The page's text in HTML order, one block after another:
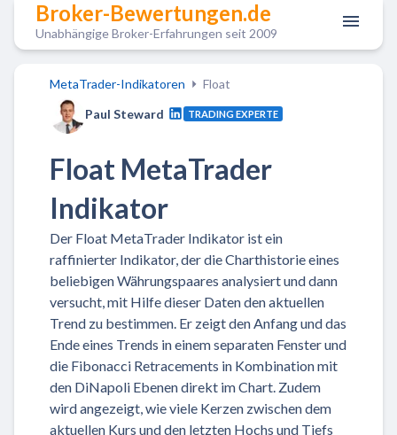
Broker-Bewertungen.de
Unabhängige Broker-Erfahrungen seit 2009
MetaTrader-Indikatoren Float
Paul Steward TRADING EXPERTE
Float MetaTrader
Indikator
Der Float MetaTrader Indikator ist ein
raffinierter Indikator, der die Charthistorie eines
beliebigen Währungspaares analysiert und dann
versucht, mit Hilfe dieser Daten den aktuellen
Trend zu bestimmen. Er zeigt den Anfang und das
Ende eines Trends in einem separaten Fenster und
die Fibonacci Retracements in Kombination mit
den DiNapoli Ebenen direkt im Chart. Zudem
wird angezeigt, wie viele Kerzen zwischen dem
aktuellen Kurs und den letzten Hochs und Tiefs